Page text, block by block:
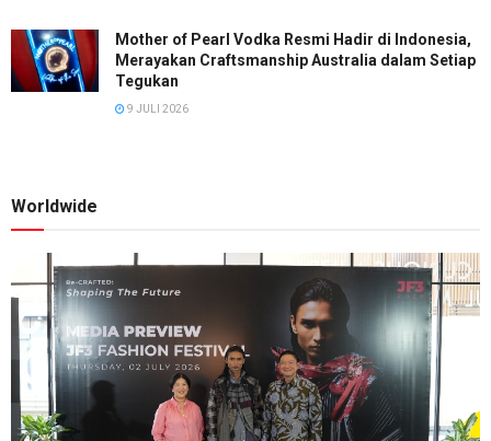
Mother of Pearl Vodka Resmi Hadir di Indonesia,
Merayakan Craftsmanship Australia dalam Setiap
Tegukan
9 JULI 2026
Worldwide